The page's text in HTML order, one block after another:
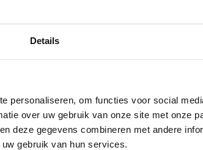
Details
personaliseren, om functies voor social
over uw gebruik van onze site met onze
deze gegevens combineren met andere
gebruik van hun services.
311
Duur
2
Prijs
Meer informatie
ook! 10% korting verlengd t.e.m. 7
Sluiten